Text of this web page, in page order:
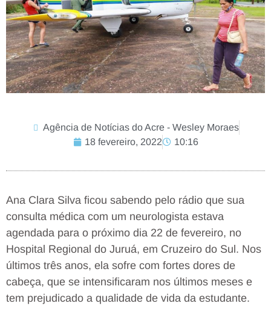
Agência de Notícias do Acre - Wesley Moraes
18 fevereiro, 2022
10:16
Ana Clara Silva ficou sabendo pelo rádio que sua
consulta médica com um neurologista estava
agendada para o próximo dia 22 de fevereiro, no
Hospital Regional do Juruá, em Cruzeiro do Sul. Nos
últimos três anos, ela sofre com fortes dores de
cabeça, que se intensificaram nos últimos meses e
tem prejudicado a qualidade de vida da estudante.